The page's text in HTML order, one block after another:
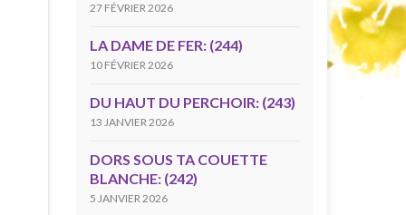
27 FÉVRIER 2026
LA DAME DE FER: (244)
10 FÉVRIER 2026
DU HAUT DU PERCHOIR: (243)
13 JANVIER 2026
DORS SOUS TA COUETTE
BLANCHE: (242)
5 JANVIER 2026